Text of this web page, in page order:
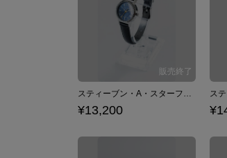
スティーブン・A・スターフェイズ モデル リストウォッチ 腕時計 血界戦線
¥13,200